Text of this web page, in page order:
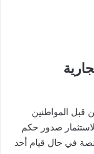
قبل المواطنين
صدور حكم
في حال قيام أحد